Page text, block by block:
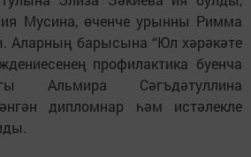
Мусина, өченче урынны Римма
Аларның барысына “Юл хәрәкәте
профилактика буенча
Альмира Сәгъдәтуллина
дипломнар һәм истәлекле